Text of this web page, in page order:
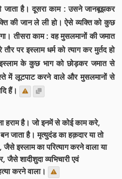
जाता है। दूसरा काम : उसने जानबूझकर
की जान ले ली हो। ऐसे व्यक्ति को कुछ
तीसरा काम : वह मुसलमानों की जमात
पर इस्लाम धर्म को त्याग कर मुर्तद हो
इस्लाम के कुछ भाग को छोड़कर जमात से
में लूटपाट करने वाले और मुसलमानों से
हैं।
हराम है। जो इनमें से कोई काम करे,
जाता है। मृत्युदंड का हक़दार या तो
इस्लाम का परित्याग करने वाला या
शादीशुदा व्यभिचारी एवं
करने वाला।